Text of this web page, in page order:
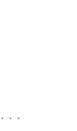
・・